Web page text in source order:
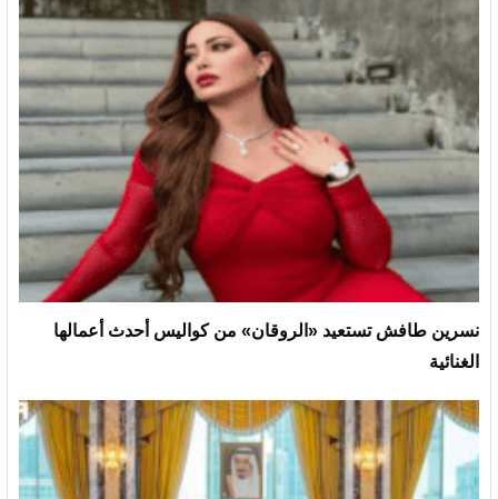
نسرين طافش تستعيد «الروقان» من كواليس أحدث أعمالها
الغنائية